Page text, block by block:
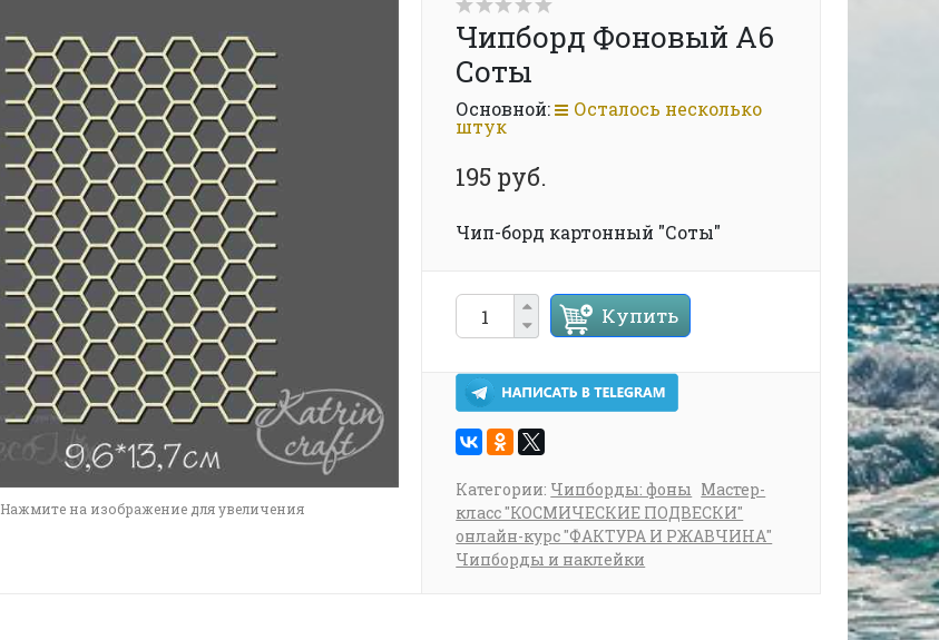
Нажмите на изображение для увеличения
Чипборд Фоновый А6
Соты
Основной: Осталось несколько
штук
195 руб.
Чип-борд картонный "Соты"
Купить
Категории: Чипборды: фоны Мастер-
класс "КОСМИЧЕСКИЕ ПОДВЕСКИ"
онлайн-курс "ФАКТУРА И РЖАВЧИНА"
Чипборды и наклейки